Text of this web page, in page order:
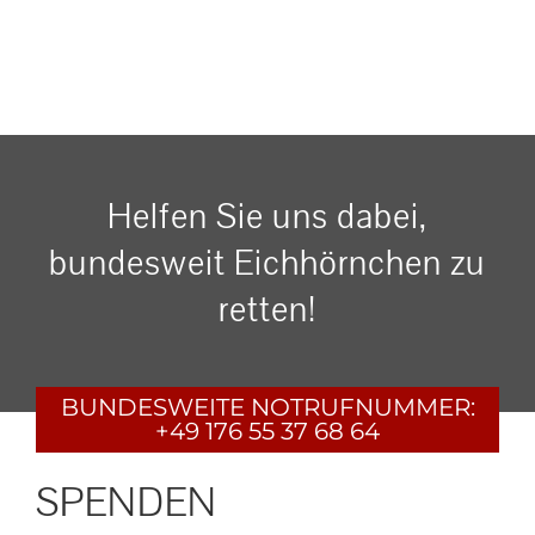
Helfen Sie uns dabei,
bundesweit Eichhörnchen zu
retten!
BUNDESWEITE NOTRUFNUMMER:
+49 176 55 37 68 64
SPENDEN